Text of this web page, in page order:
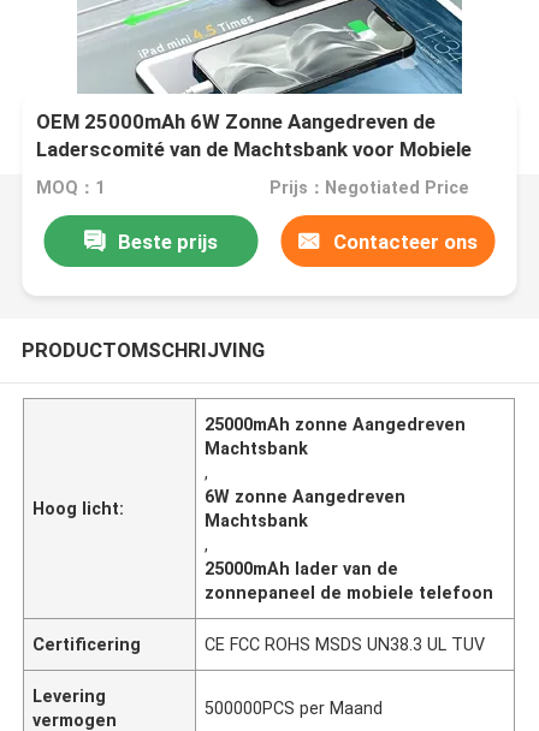
OEM 25000mAh 6W Zonne Aangedreven de
Laderscomité van de Machtsbank voor Mobiele
Telefoon
MOQ：1 Prijs：Negotiated Price
Beste prijs Contacteer ons
PRODUCTOMSCHRIJVING
Hoog licht:
25000mAh zonne Aangedreven
Machtsbank
,
6W zonne Aangedreven
Machtsbank
,
25000mAh lader van de
zonnepaneel de mobiele telefoon
Certificering CE FCC ROHS MSDS UN38.3 UL TUV
Levering
vermogen
500000PCS per Maand